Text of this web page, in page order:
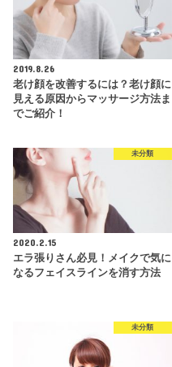
2019.8.26
老け顔を改善するには？老け顔に
見える原因からマッサージ方法ま
でご紹介！
未分類
2020.2.15
エラ張りさん必見！メイクで気に
なるフェイスラインを消す方法
未分類